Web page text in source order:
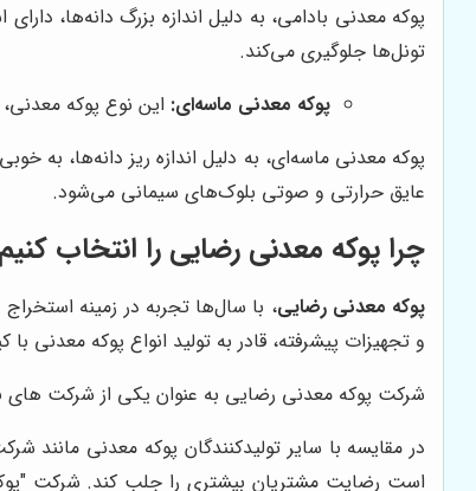
پوکه معدنی بادامی، به دلیل اندازه بزرگ دانه‌ها،
تونل‌ها جلوگیری می‌کند.
پوکه معدنی ماسه‌ای: این نوع پوکه
پوکه معدنی ماسه‌ای، به دلیل اندازه ریز دانه‌ها،
عایق حرارتی و صوتی بلوک‌های سیمانی می‌شود.
چرا پوکه معدنی رضایی را انتخاب
پوکه معدنی رضایی، با سال‌ها تجربه در زمینه
و تجهیزات پیشرفته، قادر به تولید انواع پوکه
شرکت پوکه معدنی رضایی به عنوان یکی از شرکت های
در مقایسه با سایر تولیدکنندگان پوکه معدنی مانند
است رضایت مشتریان بیشتری را جلب کند. شرکت "پوکه